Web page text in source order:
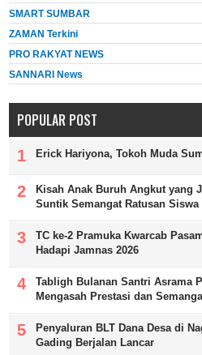
SMART SUMBAR
ZAMAN Terkini
PRO RAKYAT NEWS
SANNARI News
POPULAR POST
Erick Hariyona, Tokoh Muda
Kisah Anak Buruh Angkut yang
Suntik Semangat Ratusan Siswa
TC ke-2 Pramuka Kwarcab
Hadapi Jamnas 2026
Tabligh Bulanan Santri Asrama
Mengasah Prestasi dan
Penyaluran BLT Dana Desa di
Gading Berjalan Lancar